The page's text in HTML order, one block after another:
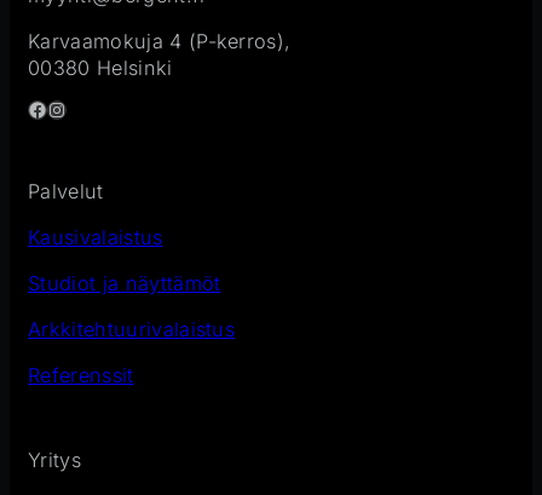
Karvaamokuja 4 (P-kerros),
00380 Helsinki
Facebook
Instagram
Palvelut
Kausivalaistus
Studiot ja näyttämöt
Arkkitehtuurivalaistus
Referenssit
Yritys